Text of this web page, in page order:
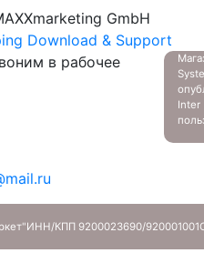
GmbH
Download & Support
в рабочее
ИНН/КПП 9200023690/920001001